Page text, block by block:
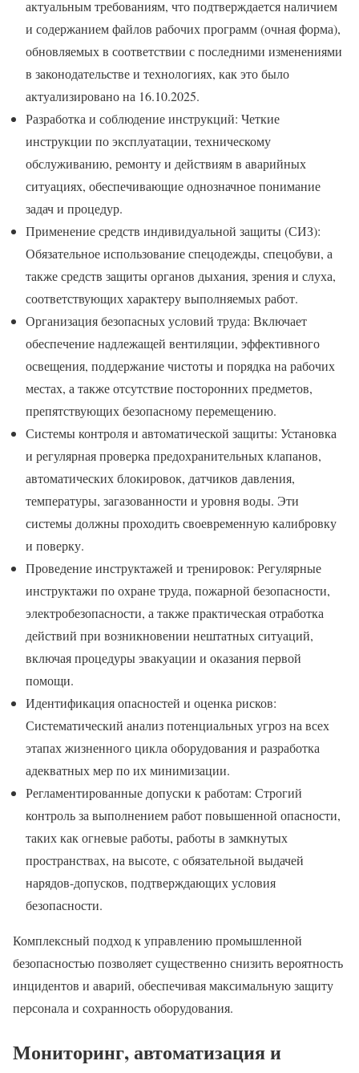
актуальным требованиям, что подтверждается наличием
и содержанием файлов рабочих программ (очная форма),
обновляемых в соответствии с последними изменениями
в законодательстве и технологиях, как это было
актуализировано на 16.10.2025.
Разработка и соблюдение инструкций: Четкие
инструкции по эксплуатации, техническому
обслуживанию, ремонту и действиям в аварийных
ситуациях, обеспечивающие однозначное понимание
задач и процедур.
Применение средств индивидуальной защиты (СИЗ):
Обязательное использование спецодежды, спецобуви, а
также средств защиты органов дыхания, зрения и слуха,
соответствующих характеру выполняемых работ.
Организация безопасных условий труда: Включает
обеспечение надлежащей вентиляции, эффективного
освещения, поддержание чистоты и порядка на рабочих
местах, а также отсутствие посторонних предметов,
препятствующих безопасному перемещению.
Системы контроля и автоматической защиты: Установка
и регулярная проверка предохранительных клапанов,
автоматических блокировок, датчиков давления,
температуры, загазованности и уровня воды. Эти
системы должны проходить своевременную калибровку
и поверку.
Проведение инструктажей и тренировок: Регулярные
инструктажи по охране труда, пожарной безопасности,
электробезопасности, а также практическая отработка
действий при возникновении нештатных ситуаций,
включая процедуры эвакуации и оказания первой
помощи.
Идентификация опасностей и оценка рисков:
Систематический анализ потенциальных угроз на всех
этапах жизненного цикла оборудования и разработка
адекватных мер по их минимизации.
Регламентированные допуски к работам: Строгий
контроль за выполнением работ повышенной опасности,
таких как огневые работы, работы в замкнутых
пространствах, на высоте, с обязательной выдачей
нарядов-допусков, подтверждающих условия
безопасности.
Комплексный подход к управлению промышленной
безопасностью позволяет существенно снизить вероятность
инцидентов и аварий, обеспечивая максимальную защиту
персонала и сохранность оборудования.
Мониторинг, автоматизация и